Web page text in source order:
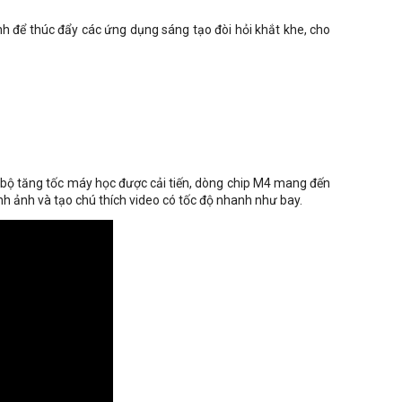
để thúc đẩy các ứng dụng sáng tạo đòi hỏi khắt khe, cho
tăng tốc máy học được cải tiến, dòng chip M4 mang đến
ảnh và tạo chú thích video có tốc độ nhanh như bay.